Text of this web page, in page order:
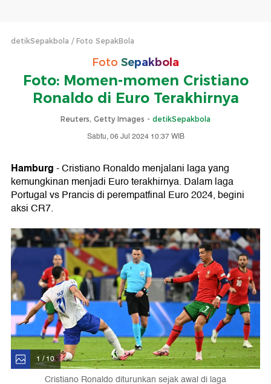
detikSepakbola Foto SepakBola
Foto Sepakbola
Foto: Momen-momen Cristiano
Ronaldo di Euro Terakhirnya
Reuters, Getty Images - detikSepakbola
Sabtu, 06 Jul 2024 10:37 WIB
Hamburg- Cristiano Ronaldo menjalani laga yang
kemungkinan menjadi Euro terakhirnya. Dalam laga
Portugal vs Prancis di perempatfinal Euro 2024, begini
aksi CR7.
1 / 10
Cristiano Ronaldo diturunkan sejak awal di laga